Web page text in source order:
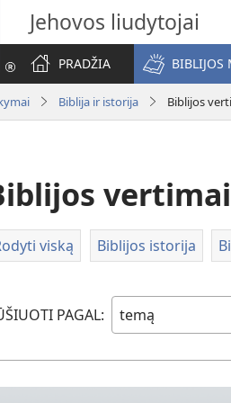
Jehovos liudytojai
PRADŽIA
BIBLIJOS
Biblija ir istorija Biblijos
vertimai
viską Biblijos istorija
PAGAL: